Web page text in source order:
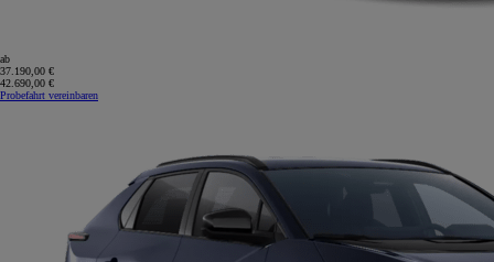
ab
37.190,00 €
42.690,00 €
Probefahrt vereinbaren